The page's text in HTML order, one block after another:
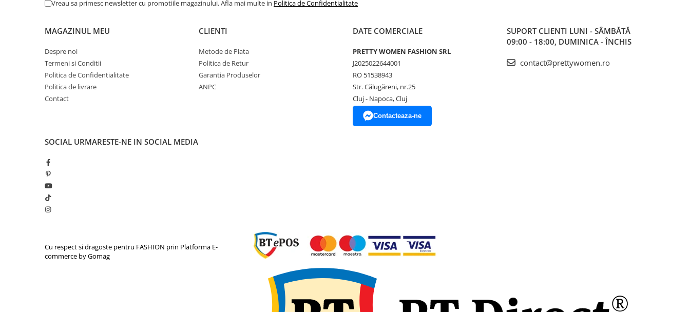
Vreau sa primesc newsletter cu promotiile magazinului. Afla mai multe in Politica de Confidentialitate
MAGAZINUL MEU
Despre noi
Termeni si Conditii
Politica de Confidentialitate
Politica de livrare
Contact
CLIENTI
Metode de Plata
Politica de Retur
Garantia Produselor
ANPC
DATE COMERCIALE
PRETTY WOMEN FASHION SRL
J2025022644001
RO 51538943
Str. Călugăreni, nr.25
Cluj - Napoca, Cluj
Contacteaza-ne
SUPORT CLIENTI LUNI - SÂMBĂTĂ
09:00 - 18:00, DUMINICA - ÎNCHIS
contact@prettywomen.ro
SOCIAL URMARESTE-NE IN SOCIAL MEDIA
Cu respect si dragoste pentru FASHION prin Platforma E-
commerce by Gomag